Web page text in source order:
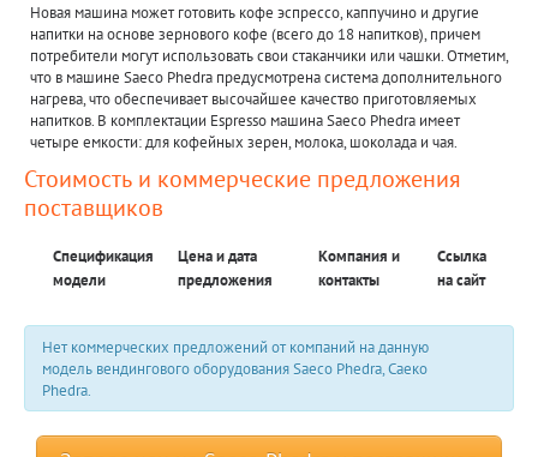
Новая машина может готовить кофе эспрессо, каппучино и другие
напитки на основе зернового кофе (всего до 18 напитков), причем
потребители могут использовать свои стаканчики или чашки. Отметим,
что в машине Saeco Phedra предусмотрена система дополнительного
нагрева, что обеспечивает высочайшее качество приготовляемых
напитков. В комплектации Espresso машина Saeco Phedra имеет
четыре емкости: для кофейных зерен, молока, шоколада и чая.
Стоимость и коммерческие предложения
поставщиков
Спецификация
модели
Цена и дата
предложения
Компания и
контакты
Ссылка
на сайт
Нет коммерческих предложений от компаний на данную
модель вендингового оборудования Saeco Phedra, Саеко
Phedra.